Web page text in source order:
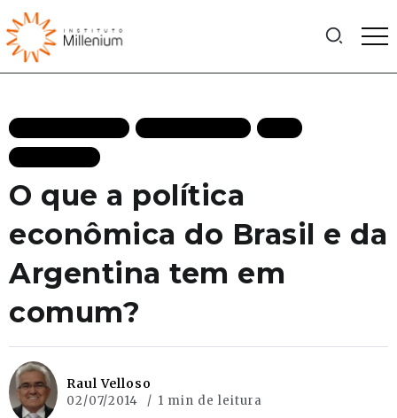
O que a política
econômica do Brasil e da
Argentina tem em
comum?
Raul Velloso
02/07/2014 1 min de leitura